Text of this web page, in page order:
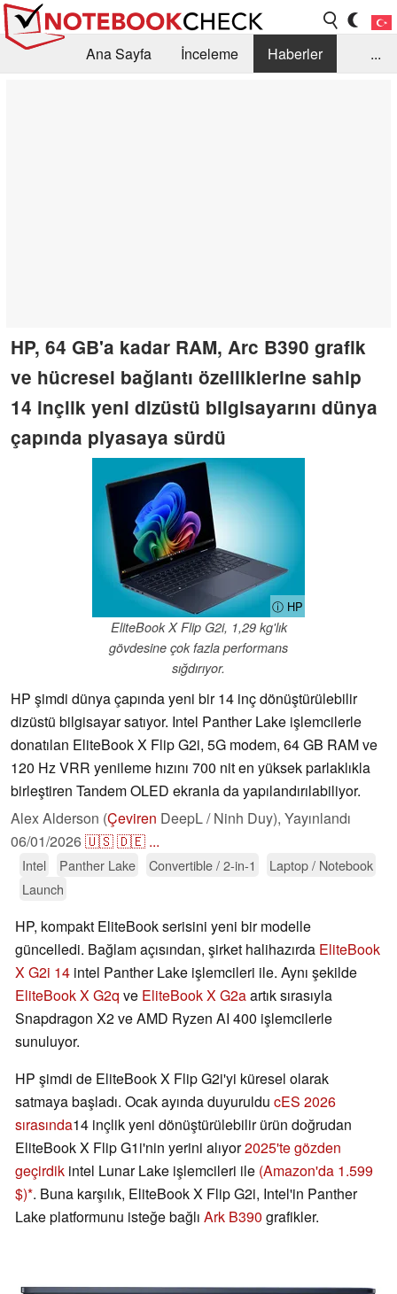
Ana Sayfa İnceleme
Haberler
...
HP, 64 GB'a kadar RAM, Arc B390 grafik
ve hücresel bağlantı özelliklerine sahip
14 inçlik yeni dizüstü bilgisayarını dünya
çapında piyasaya sürdü
ⓘ HP
EliteBook X Flip G2i, 1,29 kg'lık
gövdesine çok fazla performans
sığdırıyor.
HP şimdi dünya çapında yeni bir 14 inç dönüştürülebilir
dizüstü bilgisayar satıyor. Intel Panther Lake işlemcilerle
donatılan EliteBook X Flip G2i, 5G modem, 64 GB RAM ve
120 Hz VRR yenileme hızını 700 nit en yüksek parlaklıkla
birleştiren Tandem OLED ekranla da yapılandırılabiliyor.
Alex Alderson (Çeviren DeepL / Ninh Duy), Yayınlandı
06/01/2026🇺🇸🇩🇪 ...
Intel Panther Lake Convertible / 2-in-1
Laptop / Notebook
Launch
HP, kompakt EliteBook serisini yeni bir modelle
güncelledi. Bağlam açısından, şirket halihazırda EliteBook
X G2i 14 intel Panther Lake işlemcileri ile. Aynı şekilde
EliteBook X G2q ve EliteBook X G2aartık sırasıyla
Snapdragon X2 ve AMD Ryzen AI 400 işlemcilerle
sunuluyor.
HP şimdi de EliteBook X Flip G2i'yi küresel olarak
satmaya başladı. Ocak ayında duyuruldu cES 2026
sırasında14 inçlik yeni dönüştürülebilir ürün doğrudan
EliteBook X Flip G1i'nin yerini alıyor2025'te gözden
geçirdik intel Lunar Lake işlemcileri ile (Amazon'da 1.599
$) . Buna karşılık, EliteBook X Flip G2i, Intel'in Panther
Lake platformunu isteğe bağlı Ark B390 grafikler.